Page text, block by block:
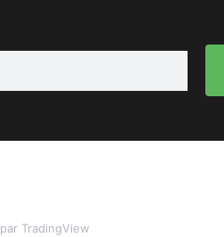
par TradingView